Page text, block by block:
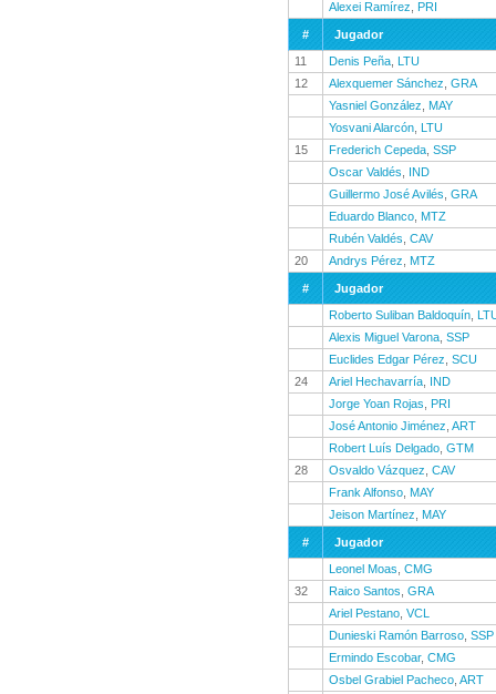
Alexei Ramírez
PRI
#
Jugador
11
Denis Peña LTU
12
Alexquemer Sánchez GRA
Yasniel González
MAY
Yosvani Alarcón LTU
15
Frederich Cepeda SSP
Oscar Valdés
IND
Guillermo José Avilés GRA
Eduardo Blanco MTZ
Rubén Valdés CAV
20
Andrys Pérez MTZ
#
Jugador
Roberto Suliban Baldoquín
Alexis Miguel Varona SSP
Euclides Edgar Pérez SCU
24
Ariel Hechavarría IND
Jorge Yoan Rojas
PRI
José Antonio Jiménez ART
Robert Luís Delgado GTM
28
Osvaldo Vázquez CAV
Frank Alfonso MAY
Jeison Martínez
MAY
#
Jugador
Leonel Moas CMG
32
Raico Santos GRA
Ariel Pestano VCL
Dunieski Ramón Barroso SSP
Ermindo Escobar, CMG
Osbel Grabiel Pacheco ART